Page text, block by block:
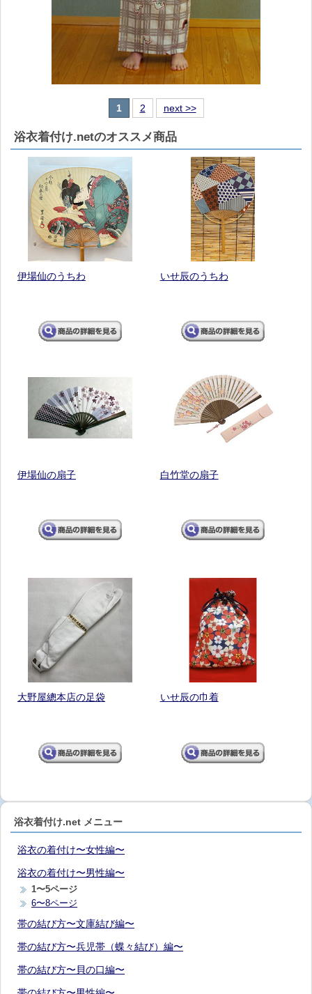
1 2 next >>
浴衣着付け.netのオススメ商品
伊場仙のうちわ いせ辰のうちわ
伊場仙の扇子 白竹堂の扇子
大野屋總本店の足袋 いせ辰の巾着
浴衣着付け.net メニュー
浴衣の着付け〜女性編〜
浴衣の着付け〜男性編〜
1〜5ページ
6〜8ページ
帯の結び方〜文庫結び編〜
帯の結び方〜兵児帯（蝶々結び）編〜
帯の結び方〜貝の口編〜